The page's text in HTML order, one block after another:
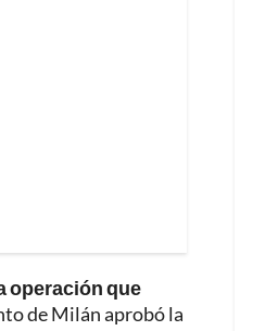
operación que
de Milán aprobó la